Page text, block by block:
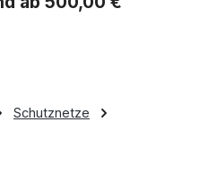
Schutznetze